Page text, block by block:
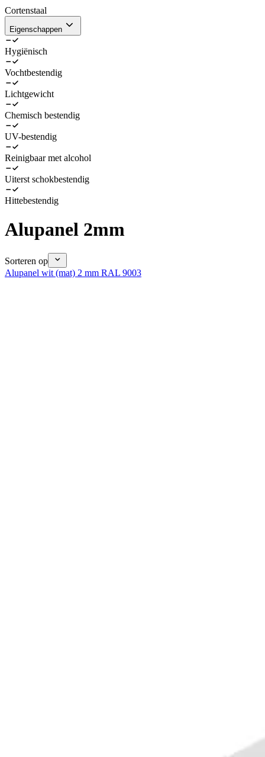
Cortenstaal
Eigenschappen
Hygiënisch
Vochtbestendig
Lichtgewicht
Chemisch bestendig
UV-bestendig
Reinigbaar met alcohol
Uiterst schokbestendig
Hittebestendig
Alupanel 2mm
Sorteren op
Alupanel wit (mat) 2 mm RAL 9003